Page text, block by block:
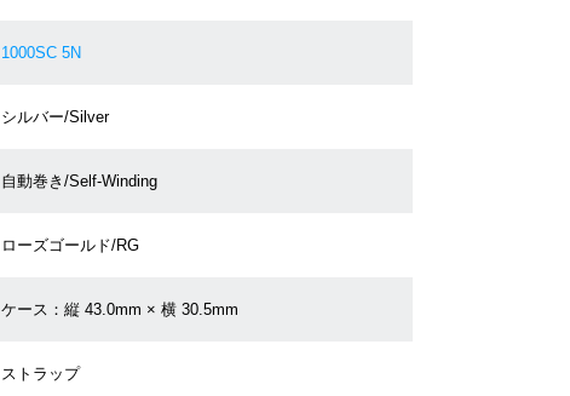
1000SC 5N
シルバー/Silver
自動巻き/Self-Winding
ローズゴールド/RG
ケース：縦 43.0mm × 横 30.5mm
ストラップ